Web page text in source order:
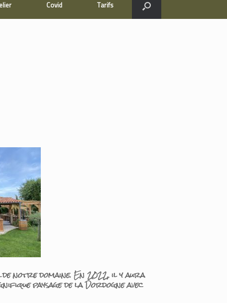
Covid Tarifs
notre domaine. En 2022, il y aura
paysage de la Dordogne avec